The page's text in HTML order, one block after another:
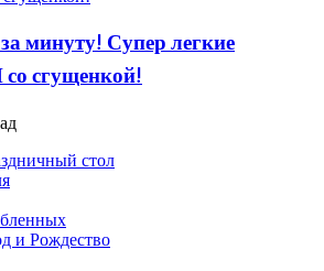
минуту! Супер легкие
сгущенкой!
стол
и Рождество